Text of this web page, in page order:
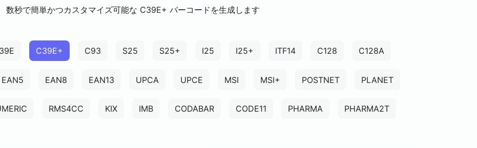
数秒で簡単かつカスタマイズ可能な C39E+ バーコードを生成します
C39E+ C93 S25 S25+ I25 I25+ ITF14 C128 C128A
EAN5 EAN8 EAN13 UPCA UPCE MSI MSI+ POSTNET PLANET
RMS4CC KIX IMB CODABAR CODE11 PHARMA PHARMA2T